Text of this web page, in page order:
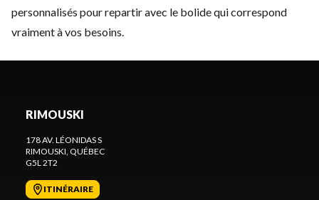
personnalisés pour repartir avec le bolide qui correspond
vraiment à vos besoins.
RIMOUSKI
178 AV. LÉONIDAS S
RIMOUSKI, QUÉBEC
G5L 2T2
ITINÉRAIRE